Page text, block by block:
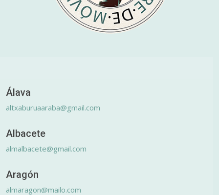
Álava
altxaburuaaraba@gmail.com
Albacete
almalbacete@gmail.com
Aragón
almaragon@mailo.com